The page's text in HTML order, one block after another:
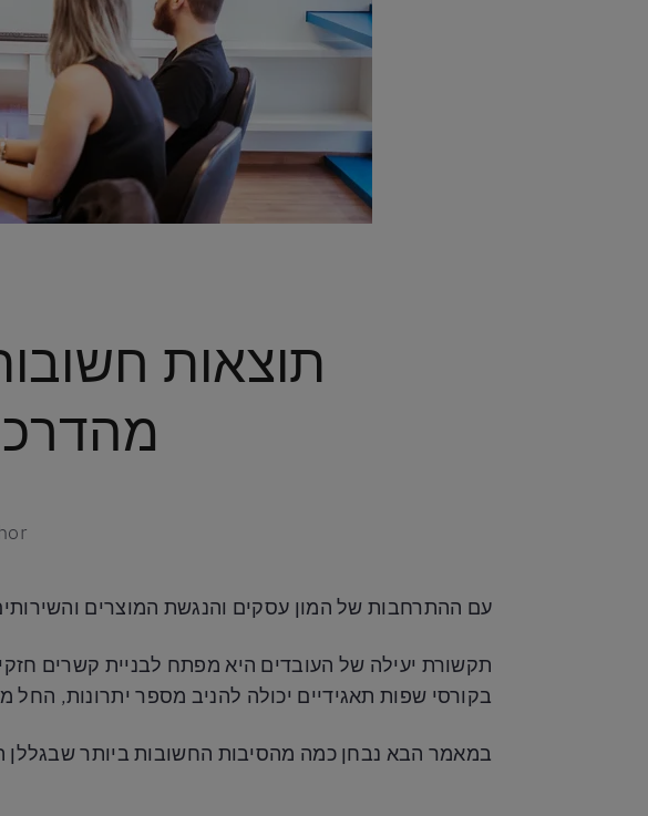
תוצאות
עם ההתרחבות של המון עסקים והנגשת המוצרים
תקשורת יעילה של העובדים היא מפתח לבניית קשרים
בקורסי שפות תאגידיים יכולה להניב מספר יתרונות,
במאמר הבא נבחן כמה מהסיבות החשובות ביותר שבגללן